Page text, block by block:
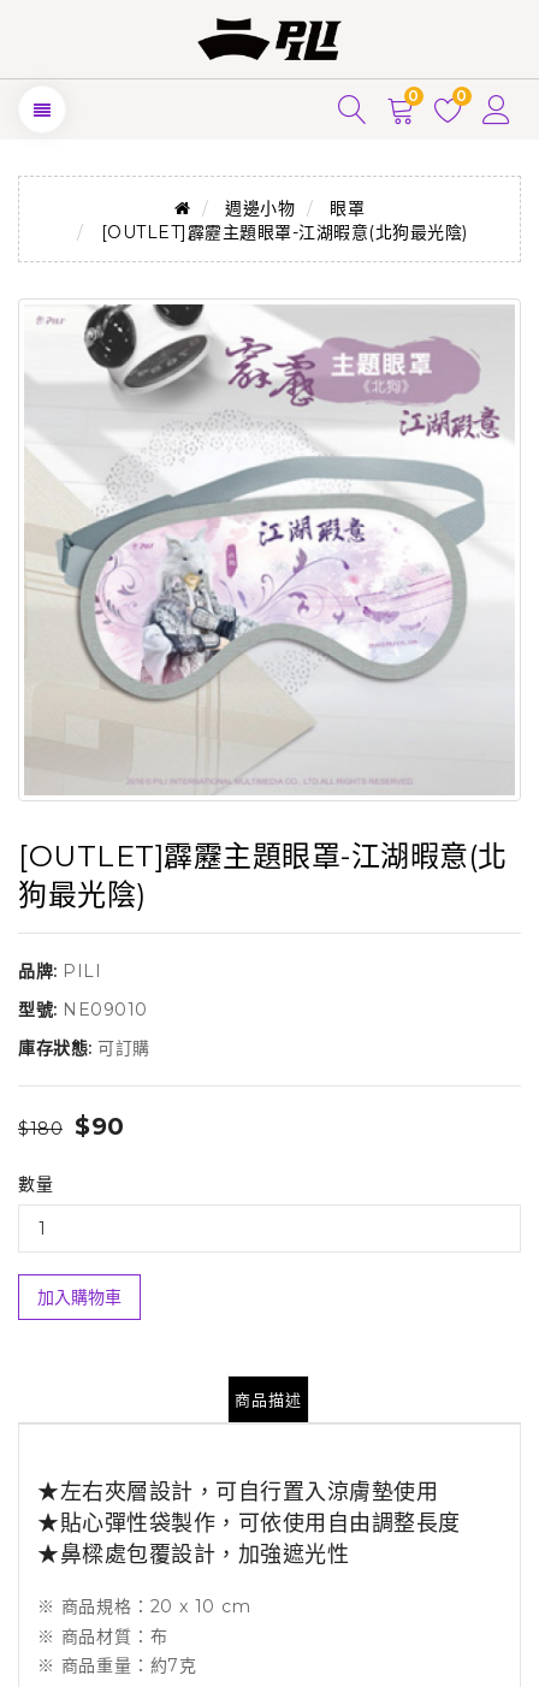
0 0
週邊小物
眼罩
[OUTLET]霹靂主題眼罩-江湖暇意(北狗最光陰)
[OUTLET]霹靂主題眼罩-江湖暇意(北
狗最光陰)
品牌: PILI
型號: NE09010
庫存狀態: 可訂購
$180 $90
數量
加入購物車
商品描述
★左右夾層設計，可自行置入涼膚墊使用
★貼心彈性袋製作，可依使用自由調整長度
★鼻樑處包覆設計，加強遮光性
※ 商品規格：20 x 10 cm
※ 商品材質：布
※ 商品重量：約7克